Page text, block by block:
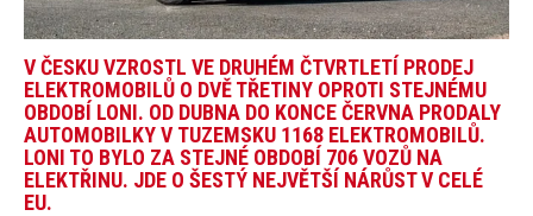
V ČESKU VZROSTL VE DRUHÉM ČTVRTLETÍ PRODEJ
ELEKTROMOBILŮ O DVĚ TŘETINY OPROTI STEJNÉMU
OBDOBÍ LONI. OD DUBNA DO KONCE ČERVNA PRODALY
AUTOMOBILKY V TUZEMSKU 1168 ELEKTROMOBILŮ.
LONI TO BYLO ZA STEJNÉ OBDOBÍ 706 VOZŮ NA
ELEKTŘINU. JDE O ŠESTÝ NEJVĚTŠÍ NÁRŮST V CELÉ
EU.